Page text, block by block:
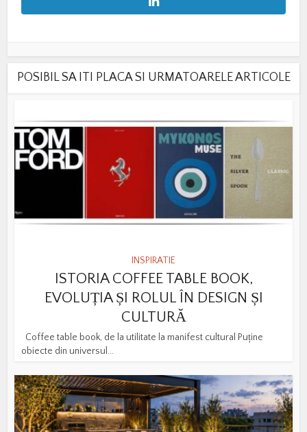
POSIBIL SA ITI PLACA SI URMATOARELE ARTICOLE
INSPIRATIE
ISTORIA COFFEE TABLE BOOK,
EVOLUȚIA ȘI ROLUL ÎN DESIGN ȘI
CULTURĂ
Coffee table book, de la utilitate la manifest cultural Puține
obiecte din universul...